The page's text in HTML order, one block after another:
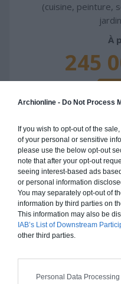
Archionline - Do Not Process
If you wish to opt-out of the
of your personal or sensitive
please use the below opt-out
note that after your opt-out
seeing interest-based ads
or personal information
You may separately opt-out of
information by third parties on
This information may also be
IAB’s List of Downstream
other third parties.
Personal Data Processing
(cuisine, peinture,
À
245
Chiffrage estimatif
standards.
Finitions haut de
inclut le gros oeuvre
peinture, sols...),